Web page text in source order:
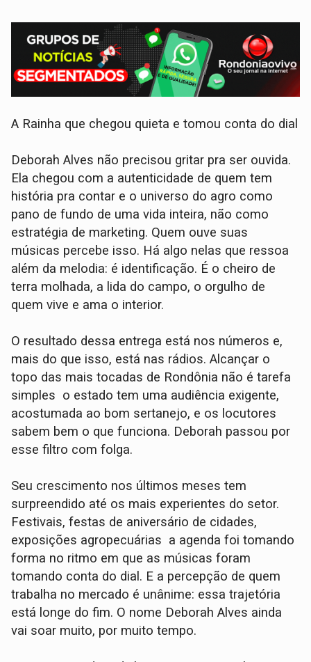
A Rainha que chegou quieta e tomou conta do dial
Deborah Alves não precisou gritar pra ser ouvida.
Ela chegou com a autenticidade de quem tem
história pra contar e o universo do agro como
pano de fundo de uma vida inteira, não como
estratégia de marketing. Quem ouve suas
músicas percebe isso. Há algo nelas que ressoa
além da melodia: é identificação. É o cheiro de
terra molhada, a lida do campo, o orgulho de
quem vive e ama o interior.
O resultado dessa entrega está nos números e,
mais do que isso, está nas rádios. Alcançar o
topo das mais tocadas de Rondônia não é tarefa
simples o estado tem uma audiência exigente,
acostumada ao bom sertanejo, e os locutores
sabem bem o que funciona. Deborah passou por
esse filtro com folga.
Seu crescimento nos últimos meses tem
surpreendido até os mais experientes do setor.
Festivais, festas de aniversário de cidades,
exposições agropecuárias a agenda foi tomando
forma no ritmo em que as músicas foram
tomando conta do dial. E a percepção de quem
trabalha no mercado é unânime: essa trajetória
está longe do fim. O nome Deborah Alves ainda
vai soar muito, por muito tempo.